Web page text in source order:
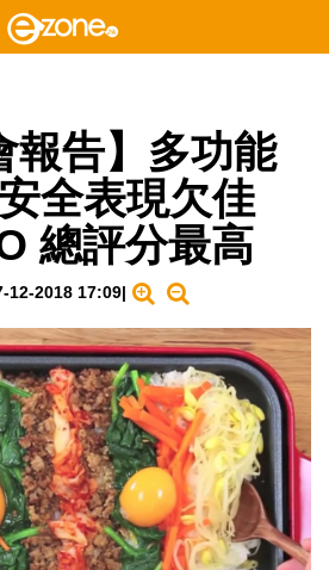
報告】多功能
全表現欠佳
總評分最高
12-2018 17:09|